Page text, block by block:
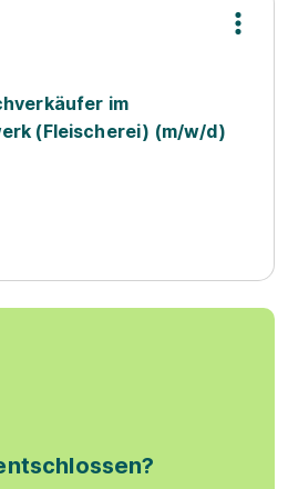
im
(Fleischerei) (m/w/d)